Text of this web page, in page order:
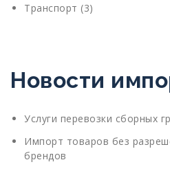
Транспорт (3)
Новости
Услуги перевозки сборных
Импорт товаров без
брендов